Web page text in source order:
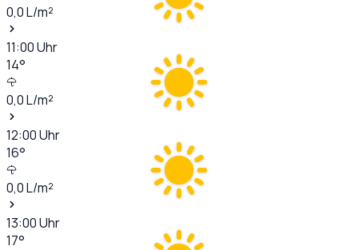
0,0L/m²
11:00Uhr
14°
0,0L/m²
12:00Uhr
16°
0,0L/m²
13:00Uhr
17°